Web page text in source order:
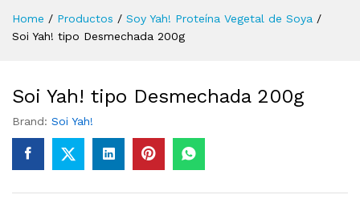
Home / Productos / Soy Yah! Proteína Vegetal de Soya /
Soi Yah! tipo Desmechada 200g
Soi Yah! tipo Desmechada 200g
Brand: Soi Yah!